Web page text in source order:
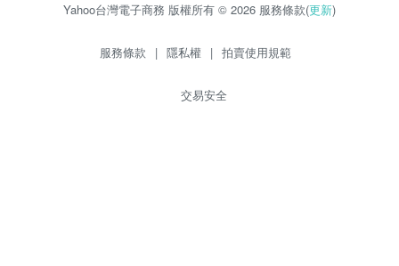
Yahoo台灣電子商務 版權所有 © 2026 服務條款(更新)
服務條款 | 隱私權 | 拍賣使用規範
交易安全